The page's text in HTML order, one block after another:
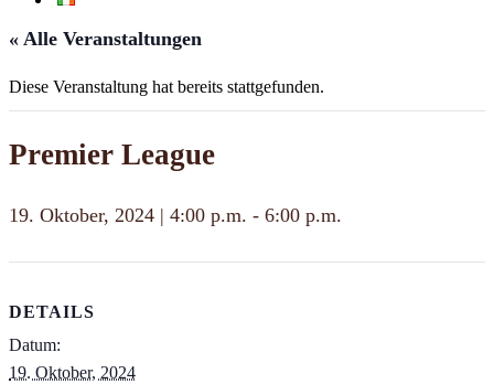
« Alle Veranstaltungen
Diese Veranstaltung hat bereits stattgefunden.
Premier League
19. Oktober, 2024 | 4:00 p.m. - 6:00 p.m.
DETAILS
Datum:
19. Oktober, 2024